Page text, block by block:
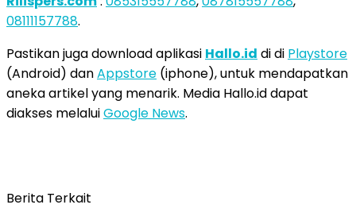
08111157788.
Pastikan juga download aplikasi Hallo.id di di Playstore
(Android) danAppstore (iphone), untuk mendapatkan
aneka artikel yang menarik. Media Hallo.id dapat
diakses melaluiGoogle News.
Berita Terkait